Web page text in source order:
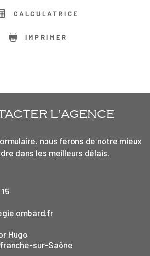
CALCULATRICE
IMPRIMER
L'AGENCE
nous ferons de notre mieux
dans les meilleurs délais.
Hugo
sur-Saône